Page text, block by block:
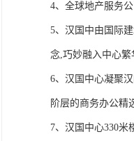
4、全球地产服务
5、汉国中由国际
念,巧妙融入中心
6、汉国中心凝聚
阶层的商务办公精
7、汉国中心330